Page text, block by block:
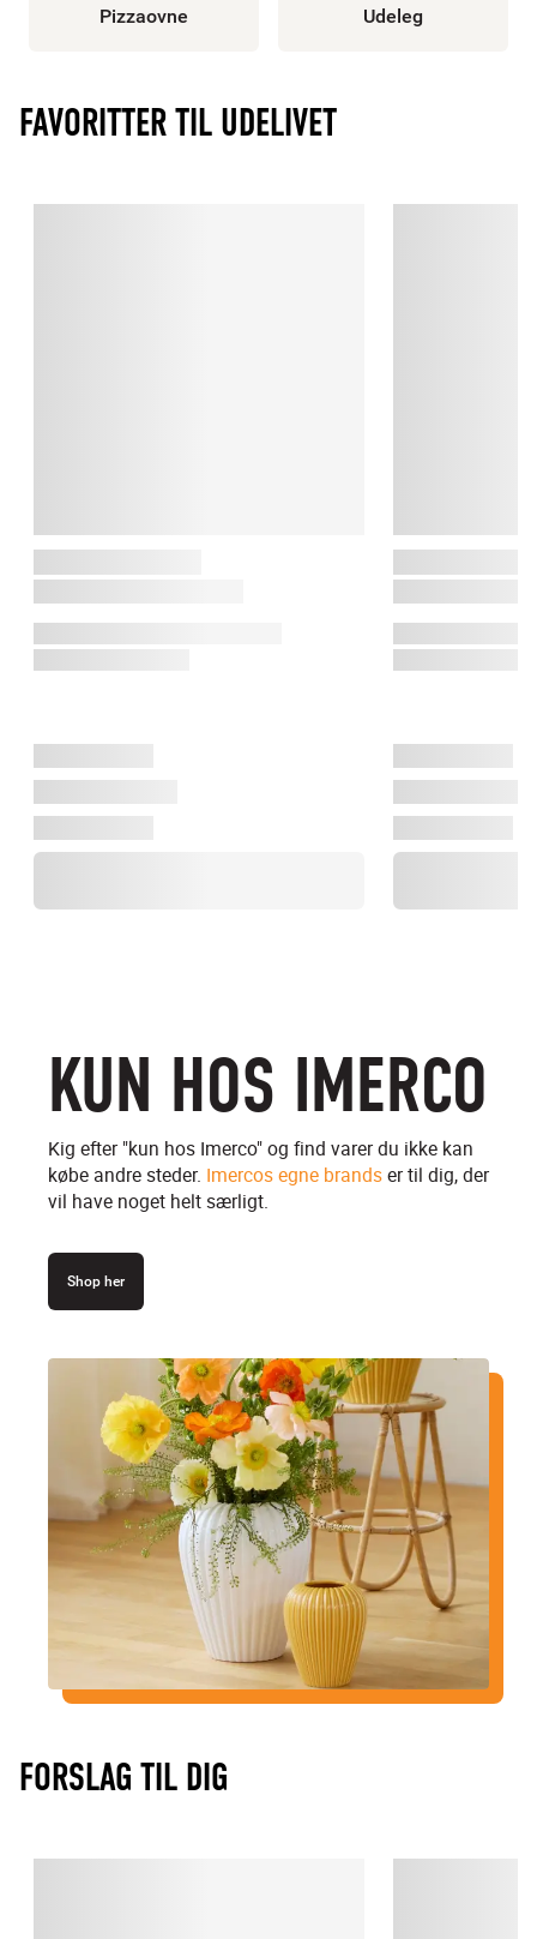
Pizzaovne Udeleg
FAVORITTER TIL UDELIVET
KUN HOS IMERCO
Kig efter "kun hos Imerco" og find varer du ikke kan
købe andre steder. Imercos egne brandser til dig, der
vil have noget helt særligt.
Shop her
FORSLAG TIL DIG